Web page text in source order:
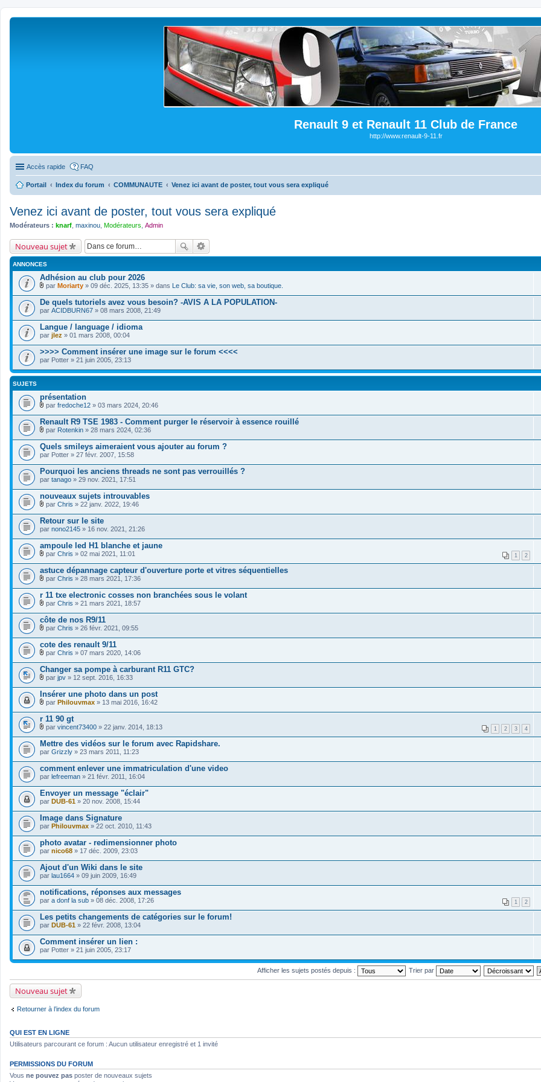
Renault 9 et Renault 11 Club de France
http://www.renault-9-11.fr
Accès rapide FAQ
Portail Index du forum COMMUNAUTE Venez ici avant de poster, tout vous sera expliqué
Venez ici avant de poster, tout vous sera expliqué
Modérateurs : knarf maxinou Modérateurs Admin
Nouveau sujet
ANNONCES
Adhésion au club pour 2026
F
i
c
h
i
e
r
s
j
o
i
t
(
s
)
par Moriarty » 09 déc. 2025, 13:35 » dans Le Club: sa vie, son web, sa boutique.
De quels tutoriels avez vous besoin? -AVIS A LA POPULATION-
par ACIDBURN67 » 08 mars 2008, 21:49
Langue / language / idioma
par jlez » 01 mars 2008, 00:04
>>>> Comment insérer une image sur le forum <<<<
par Potter » 21 juin 2005, 23:13
SUJETS
présentation
F
i
c
h
i
e
r
s
)
j
o
i
n
t
(
s
par fredoche12 » 03 mars 2024, 20:46
Renault R9 TSE 1983 - Comment purger le réservoir à essence rouillé
F
i
c
h
i
e
r
s
)
o
i
n
t
(
s
)
par Rotenkin » 28 mars 2024, 02:36
Quels smileys aimeraient vous ajouter au forum ?
par Potter » 27 févr. 2007, 15:58
Pourquoi les anciens threads ne sont pas verrouillés ?
par tanago » 29 nov. 2021, 17:51
nouveaux sujets introuvables
F
i
c
h
i
e
r
s
)
o
n
t
(
s
)
par Chris » 22 janv. 2022, 19:46
Retour sur le site
par nono2145 » 16 nov. 2021, 21:26
ampoule led H1 blanche et jaune
1 2
F
i
c
h
i
e
r
s
)
o
i
n
t
(
s
)
par Chris » 02 mai 2021, 11:01
astuce dépannage capteur d'ouverture porte et vitres séquentielles
F
c
h
i
e
r
s
)
o
i
n
t
(
s
)
par Chris » 28 mars 2021, 17:36
r 11 txe electronic cosses non branchées sous le volant
F
i
c
h
i
e
r
s
)
o
i
n
t
(
s
)
par Chris » 21 mars 2021, 18:57
côte de nos R9/11
F
c
h
i
e
r
s
)
o
n
t
(
s
par Chris » 26 févr. 2021, 09:55
cote des renault 9/11
F
i
c
h
i
e
r
s
)
o
i
n
t
(
s
par Chris » 07 mars 2020, 14:06
Changer sa pompe à carburant R11 GTC?
F
c
h
i
e
r
s
)
j
o
i
n
t
(
s
par jpv » 12 sept. 2016, 16:33
Insérer une photo dans un post
F
i
c
h
i
e
r
s
)
j
o
i
n
t
(
s
par Philouvmax » 13 mai 2016, 16:42
r 11 90 gt
1 2 3 4
F
i
c
h
i
e
r
s
)
j
o
i
n
t
(
s
par vincent73400 » 22 janv. 2014, 18:13
Mettre des vidéos sur le forum avec Rapidshare.
par Grizzly » 23 mars 2011, 11:23
comment enlever une immatriculation d'une video
par lefreeman » 21 févr. 2011, 16:04
Envoyer un message "éclair"
par DUB-61 » 20 nov. 2008, 15:44
Image dans Signature
par Philouvmax » 22 oct. 2010, 11:43
photo avatar - redimensionner photo
par nico68 » 17 déc. 2009, 23:03
Ajout d'un Wiki dans le site
par lau1664 » 09 juin 2009, 16:49
notifications, réponses aux messages
1 2
par a donf la sub » 08 déc. 2008, 17:26
Les petits changements de catégories sur le forum!
par DUB-61 » 22 févr. 2008, 13:04
Comment insérer un lien :
par Potter » 21 juin 2005, 23:17
Afficher les sujets postés depuis : Trier par
Nouveau sujet
Retourner à l’index du forum
QUI EST EN LIGNE
Utilisateurs parcourant ce forum : Aucun utilisateur enregistré et 1 invité
PERMISSIONS DU FORUM
Vous ne pouvez pas poster de nouveaux sujets